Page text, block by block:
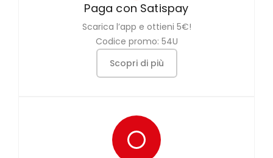
Paga con Satispay
Scarica l’app e ottieni 5€!
Codice promo: 54U
Scopri di più